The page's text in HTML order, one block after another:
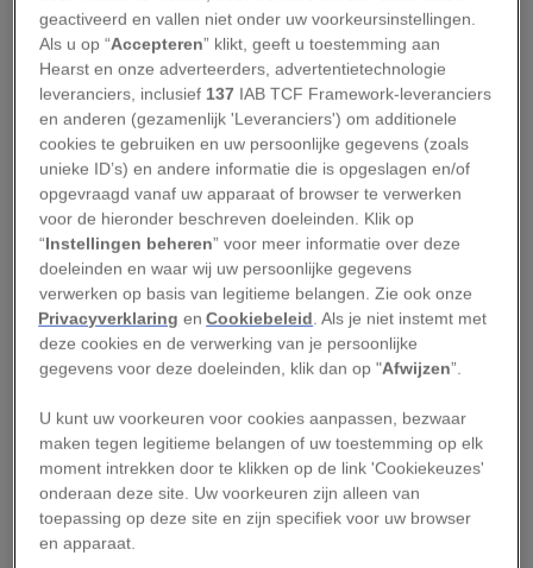
Street
In 1906 gebeurden soortgelijke dingen in Azusa
Street in Los Angeles – een gebeurtenis die nu te
boek staat als de Azusa Street Revival, het begin
van de pinksterbeweging. Mensen raakten in
trance, schreeuwden en vielen wenend op de
grond.
Wat is tongentaal of klanktaal?
over naar Europa. De kritiek op deze
‘tongensprekers’ was niet mals. HetAlgemeen
Handelsbladsprak in 1913 zelfs over
‘godsdienstwaanzin’.
geactiveerd en vallen niet onder uw voorkeursinstellingen.
Als u op “Accepteren” klikt, geeft u toestemming aan
Hearst en onze adverteerders, advertentietechnologie
leveranciers, inclusief 137 IAB TCF Framework-leveranciers
en anderen (gezamenlijk 'Leveranciers') om additionele
cookies te gebruiken en uw persoonlijke gegevens (zoals
unieke ID’s) en andere informatie die is opgeslagen en/of
opgevraagd vanaf uw apparaat of browser te verwerken
voor de hieronder beschreven doeleinden. Klik op
“Instellingen beheren” voor meer informatie over deze
doeleinden en waar wij uw persoonlijke gegevens
verwerken op basis van legitieme belangen. Zie ook onze
Privacyverklaring enCookiebeleid . Als je niet instemt met
deze cookies en de verwerking van je persoonlijke
gegevens voor deze doeleinden, klik dan op "Afwijzen”.
U kunt uw voorkeuren voor cookies aanpassen, bezwaar
maken tegen legitieme belangen of uw toestemming op elk
moment intrekken door te klikken op de link 'Cookiekeuzes'
onderaan deze site. Uw voorkeuren zijn alleen van
toepassing op deze site en zijn specifiek voor uw browser
en apparaat.